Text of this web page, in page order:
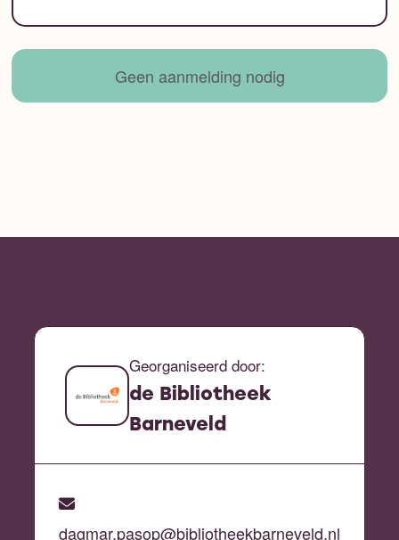
Geen aanmelding nodig
Georganiseerd door:
de Bibliotheek
Barneveld
dagmar.pasop@bibliotheekbarneveld.nl